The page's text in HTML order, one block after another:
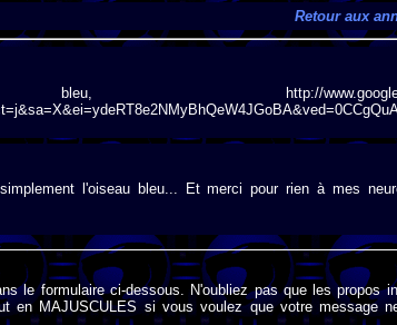
Retour aux
www.google.fr/
l'oiseau bleu... Et merci pour rien à mes
le formulaire ci-dessous. N'oubliez pas que les propos
MAJUSCULES si vous voulez que votre message